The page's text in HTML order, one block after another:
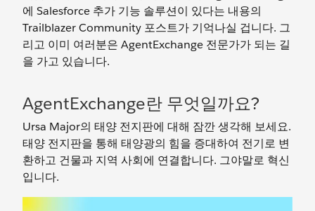
에 Salesforce 추가 기능 솔루션이 있다는 내용의
Trailblazer Community 포스트가 기억나실 겁니다. 그
리고 이미 여러분은 AgentExchange 전문가가 되는 길
을 가고 있습니다.
AgentExchange란 무엇일까요?
Ursa Major의 태양 전지판에 대해 잠깐 생각해 보세요.
태양 전지판을 통해 태양광의 힘을 증대하여 전기로 변
환하고 건물과 지역 사회에 연결합니다. 그야말로 혁신
입니다.